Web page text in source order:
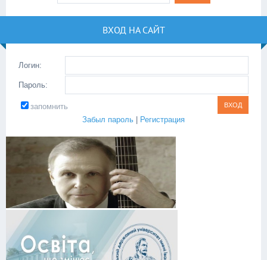
ВХОД НА САЙТ
Логин:
Пароль:
запомнить
Забыл пароль
Регистрация